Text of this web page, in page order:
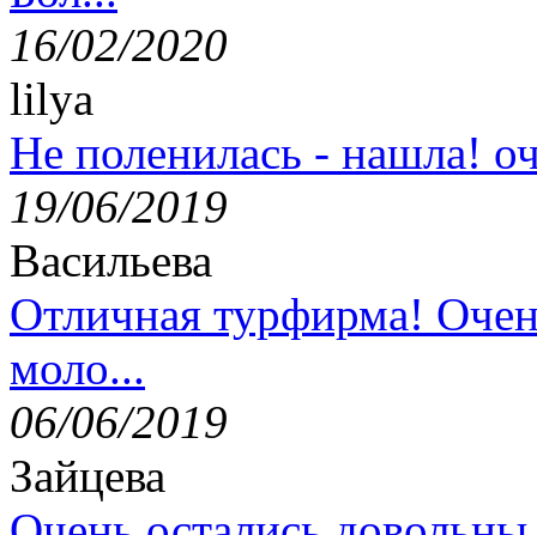
16/02/2020
lilya
Не поленилась - нашла!
19/06/2019
Васильева
Отличная турфирма!
моло...
06/06/2019
Зайцева